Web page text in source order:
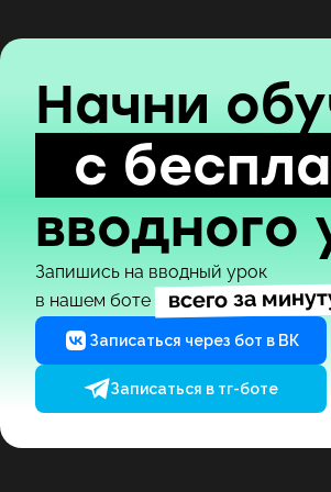
Начни
с
вводного
Запишись на вводный урок
в нашем боте
всего за
Записаться через бот в ВК
Записаться в тг-боте